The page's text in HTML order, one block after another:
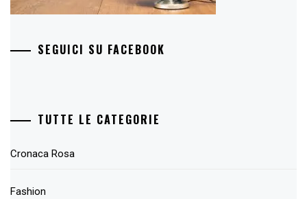
SEGUICI SU FACEBOOK
TUTTE LE CATEGORIE
Cronaca Rosa
Fashion